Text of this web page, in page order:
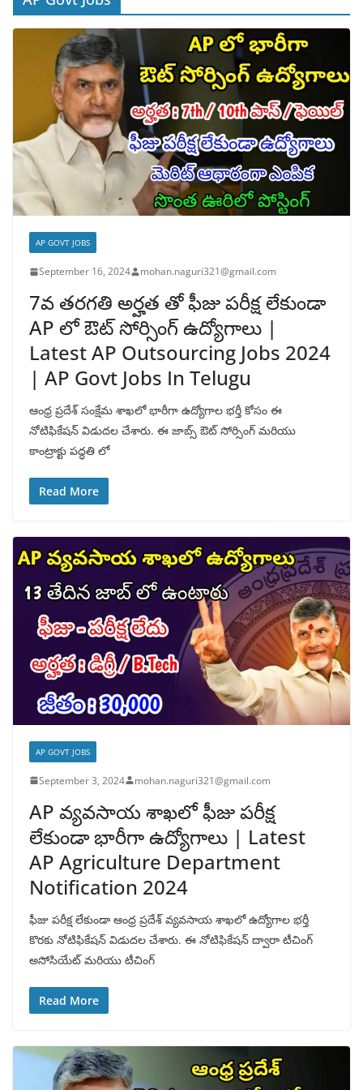
AP GOVT JOBS
September 16, 2024 mohan.naguri321@gmail.com
7వ తరగతి అర్హత తో ఫీజు పరీక్ష లేకుండా
AP లో ఔట్ సోర్సింగ్ ఉద్యోగాలు |
Latest AP Outsourcing Jobs 2024
| AP Govt Jobs In Telugu
ఆంధ్ర ప్రదేశ్ సంక్షేమ శాఖలో భారీగా ఉద్యోగాల భర్తీ కోసం ఈ
నోటిఫికేషన్ విడుదల చేశారు. ఈ జాబ్స్ ఔట్ సోర్సింగ్ మరియు
కాంట్రాక్టు పద్ధతి లో
Read More
AP GOVT JOBS
September 3, 2024 mohan.naguri321@gmail.com
AP వ్యవసాయ శాఖలో ఫీజు పరీక్ష
లేకుండా భారీగా ఉద్యోగాలు | Latest
AP Agriculture Department
Notification 2024
ఫీజు పరీక్ష లేకుండా ఆంధ్ర ప్రదేశ్ వ్యవసాయ శాఖలో ఉద్యోగాల భర్తీ
కొరకు నోటిఫికేషన్ విడుదల చేశారు. ఈ నోటిఫికేషన్ ద్వారా టీచింగ్
అసోసియేట్ మరియు టీచింగ్
Read More